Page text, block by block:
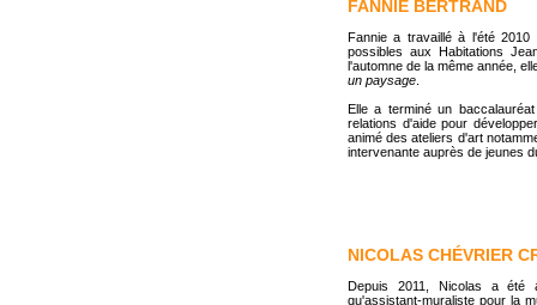
FANNIE BERTRAND
Fannie a travaillé à l'été
possibles aux Habitations
l'automne de la même année,
un paysage
Elle a terminé un
relations d'aide pour
animé des ateliers d'art
intervenante auprès de jeunes
NICOLAS CHÉVRIER
Depuis 2011, Nicolas a été
qu'assistant-muraliste pour la